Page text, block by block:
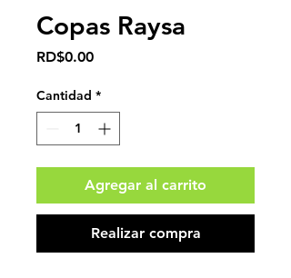
Copas Raysa
RD$0.00Precio
Cantidad *
Agregar al carrito
Realizar compra